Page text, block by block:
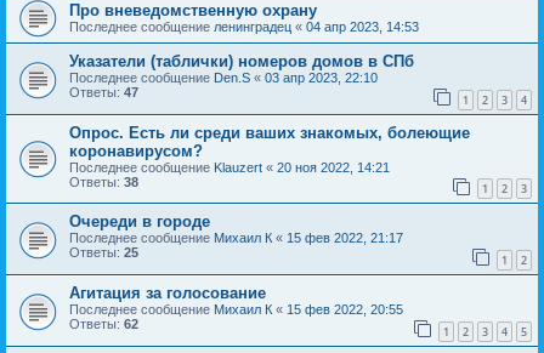
Про вневедомственную охрану
Последнее сообщение ленинградец « 04 апр 2023, 14:53
Указатели (таблички) номеров домов в СПб
Последнее сообщение Den.S « 03 апр 2023, 22:10
Ответы: 47 1 2 3 4
Опрос. Есть ли среди ваших знакомых, болеющие
коронавирусом?
Последнее сообщение Klauzert « 20 ноя 2022, 14:21
Ответы: 38 1 2 3
Очереди в городе
Последнее сообщение Михаил К « 15 фев 2022, 21:17
Ответы: 25 1 2
Агитация за голосование
Последнее сообщение Михаил К « 15 фев 2022, 20:55
Ответы: 62 1 2 3 4 5